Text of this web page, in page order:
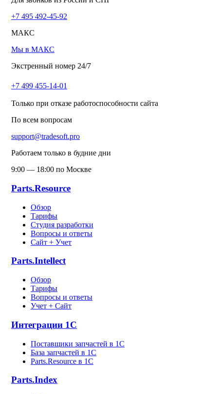
+7 495 492-45-92
МАКС
Мы в МАКС
Экстренный номер 24/7
+7 499 455-14-01
Только при отказе работоспособности сайта
По всем вопросам
support@tradesoft.pro
Работаем только в будние дни
9:00 — 18:00 по Москве
Parts.Resource
Обзор
Тарифы
Студия разработки
Вопросы и ответы
Сайт + Учет
Parts.Intellect
Обзор
Тарифы
Вопросы и ответы
Учет + Сайт
Интеграции 1С
Поставщики запчастей в 1C
База запчастей в 1С
Parts.Resource в 1C
Parts.Index